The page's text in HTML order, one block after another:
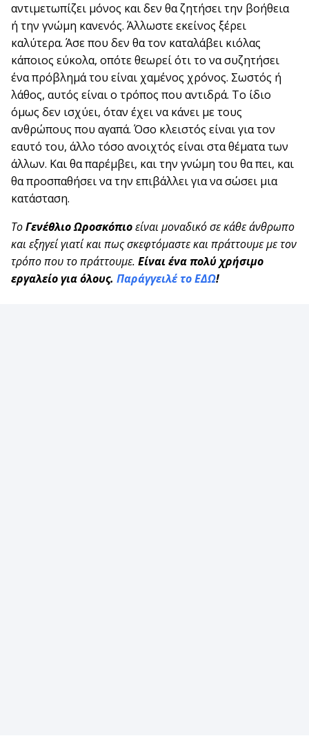
αντιμετωπίζει μόνος και δεν θα ζητήσει την βοήθεια
ή την γνώμη κανενός. Άλλωστε εκείνος ξέρει
καλύτερα. Άσε που δεν θα τον καταλάβει κιόλας
κάποιος εύκολα, οπότε θεωρεί ότι το να συζητήσει
ένα πρόβλημά του είναι χαμένος χρόνος. Σωστός ή
λάθος, αυτός είναι ο τρόπος που αντιδρά. Το ίδιο
όμως δεν ισχύει, όταν έχει να κάνει με τους
ανθρώπους που αγαπά. Όσο κλειστός είναι για τον
εαυτό του, άλλο τόσο ανοιχτός είναι στα θέματα των
άλλων. Και θα παρέμβει, και την γνώμη του θα πει, και
θα προσπαθήσει να την επιβάλλει για να σώσει μια
κατάσταση.
ΤοΓενέθλιο Ωροσκόπιοείναι μοναδικό σε κάθε άνθρωπο
και εξηγεί γιατί και πως σκεφτόμαστε και πράττουμε με τον
τρόπο που το πράττουμε. Είναι ένα πολύ χρήσιμο
εργαλείο για όλους. Παράγγειλέ το ΕΔΩ!